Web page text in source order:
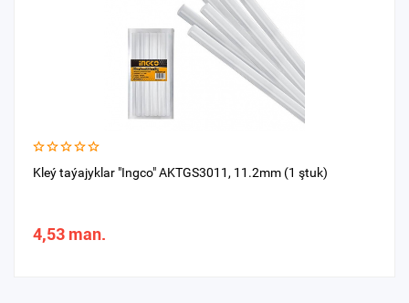
Kleý taýajyklar "Ingco" AKTGS3011, 11.2mm (1 ştuk)
4,53 man.